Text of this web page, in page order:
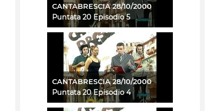
CANTABRESCIA 28/10/2000
Puntata 20 Episodio 5
CANTABRESCIA 28/10/2000
Puntata 20 Episodio 4